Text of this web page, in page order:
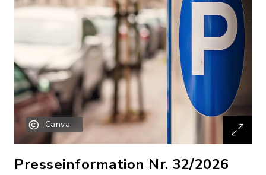
Canva
Presseinformation Nr. 32/2026